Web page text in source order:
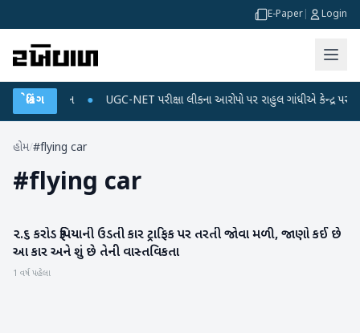
E-Paper Login
બ્રેકિંગ
ડેટા પ્લાન ● UGC-NET પરીક્ષા લીકના આરોપો પર રાહુલ ગાંધીએ કેન્દ્ર પર પ્રહાર
હોમ/#flying car
#flying car
સાયન્સ & ટેકનોલોજી
૨.૬ કરોડ રૂપિયાની ઉડતી કાર ટ્રાફિક પર તરતી જોવા મળી, જાણો કઈ છે
આ કાર અને શું છે તેની વાસ્તવિકતા
1 વર્ષ પહેલા